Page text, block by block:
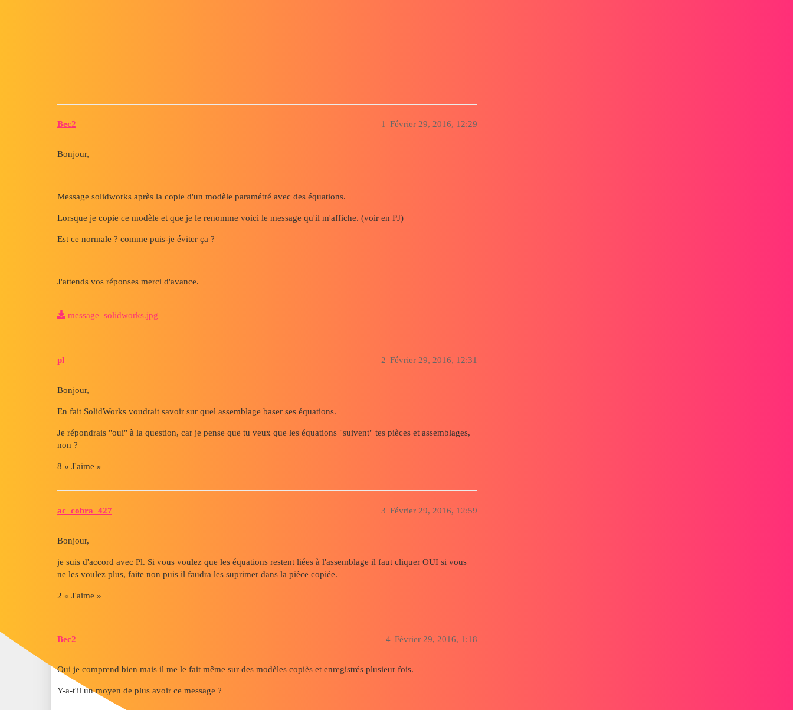
Bec2 Février 29, 2016, 12:29
1
Bonjour,
Message solidworks après la copie d'un modèle paramétré avec des équations.
Lorsque je copie ce modèle et que je le renomme voici le message qu'il m'affiche. (voir en PJ)
Est ce normale ? comme puis-je éviter ça ?
J'attends vos réponses merci d'avance.
message_solidworks.jpg
pl Février 29, 2016, 12:31
2
Bonjour,
En fait SolidWorks voudrait savoir sur quel assemblage baser ses équations.
Je répondrais "oui" à la question, car je pense que tu veux que les équations "suivent" tes pièces et assemblages,
non ?
8 « J'aime »
ac_cobra_427 Février 29, 2016, 12:59
3
Bonjour,
je suis d'accord avec Pl. Si vous voulez que les équations restent liées à l'assemblage il faut cliquer OUI si vous
ne les voulez plus, faite non puis il faudra les suprimer dans la pièce copiée.
2 « J'aime »
Bec2 Février 29, 2016, 1:18
4
Oui je comprend bien mais il me le fait même sur des modèles copiès et enregistrés plusieur fois.
Y-a-t'il un moyen de plus avoir ce message ?